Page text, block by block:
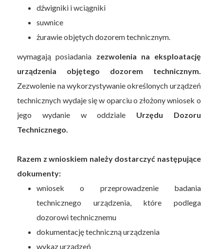
dźwigniki i wciągniki
suwnice
żurawie objętych dozorem technicznym.
wymagają posiadania zezwolenia na eksploatację
urządzenia objętego dozorem technicznym.
Zezwolenie na wykorzystywanie określonych urządzeń
technicznych wydaje się w oparciu o złożony wniosek o
jego wydanie w oddziale Urzędu Dozoru
Technicznego.
Razem z wnioskiem należy dostarczyć następujące
dokumenty:
wniosek o przeprowadzenie badania
technicznego urządzenia, które podlega
dozorowi technicznemu
dokumentację techniczną urządzenia
wykaz urządzeń